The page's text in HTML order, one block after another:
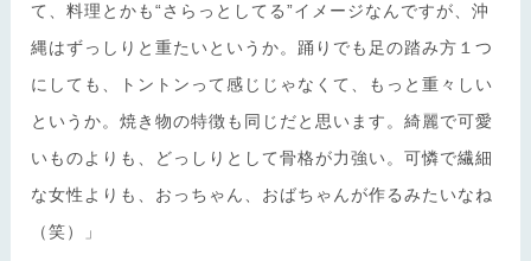
て、料理とかも“さらっとしてる”イメージなんですが、沖
縄はずっしりと重たいというか。踊りでも足の踏み方１つ
にしても、トントンって感じじゃなくて、もっと重々しい
というか。焼き物の特徴も同じだと思います。綺麗で可愛
いものよりも、どっしりとして骨格が力強い。可憐で繊細
な女性よりも、おっちゃん、おばちゃんが作るみたいなね
（笑）」